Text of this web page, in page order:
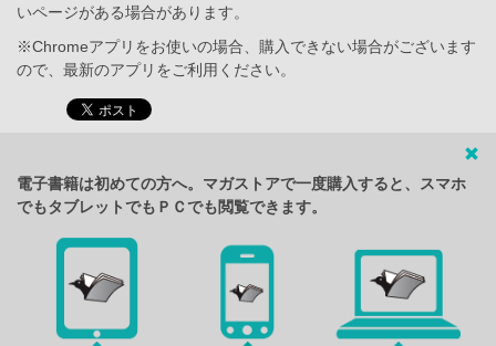
いページがある場合があります。
※Chromeアプリをお使いの場合、購入できない場合がございます
ので、最新のアプリをご利用ください。
電子書籍は初めての方へ。マガストアで一度購入すると、スマホ
でもタブレットでもＰＣでも閲覧できます。